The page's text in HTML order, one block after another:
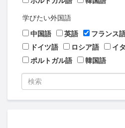
学びたい外国語
中国語
英語 フランス
ドイツ語
ロシア語 イ
ポルトガル語
韓国語